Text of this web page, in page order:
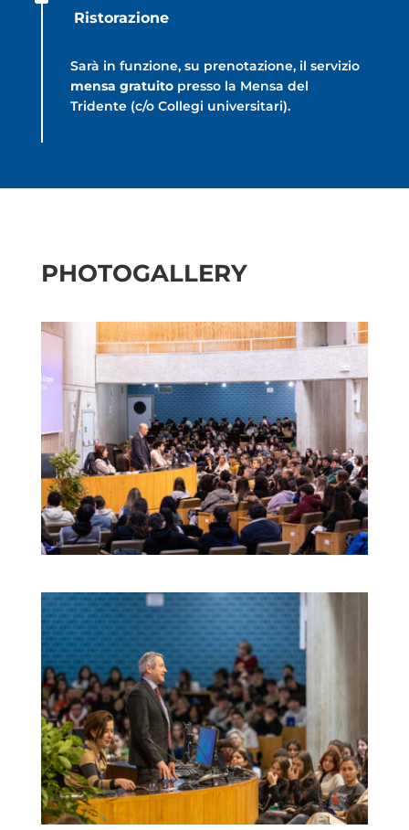
Ristorazione
Sarà in funzione, su prenotazione, il servizio
mensa gratuitopresso la Mensa del
Tridente (c/o Collegi universitari).
PHOTOGALLERY